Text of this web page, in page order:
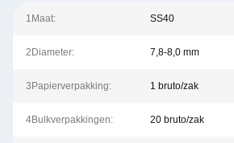
1Maat: SS40
2Diameter: 7,8-8,0 mm
3Papierverpakking: 1 bruto/zak
4Bulkverpakkingen: 20 bruto/zak